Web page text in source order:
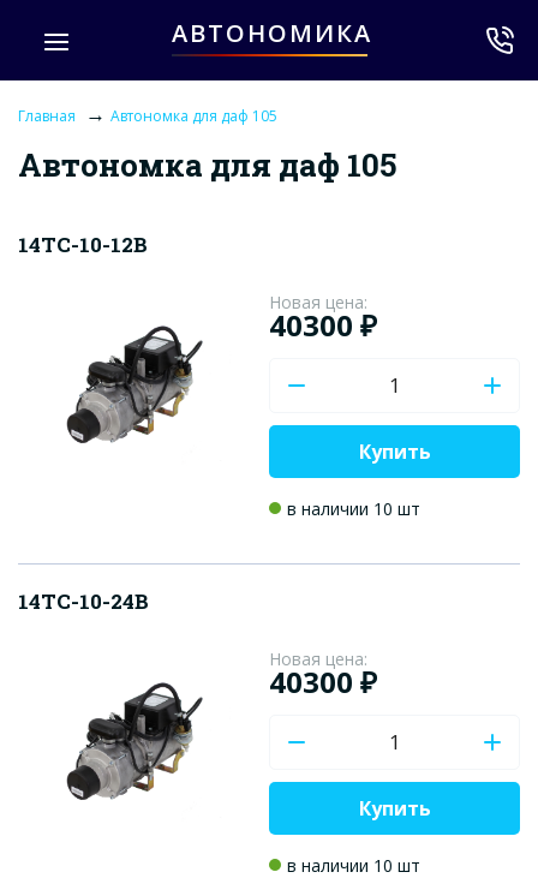
АВТОНОМИКА
Главная → Автономка для даф 105
Автономка для даф 105
14ТС-10-12В
Новая цена:
40300 ₽
Купить
в наличии 10 шт
14ТС-10-24В
Новая цена:
40300 ₽
Купить
в наличии 10 шт